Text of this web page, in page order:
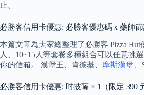
止。
必勝客信用卡優惠: 必勝客優惠碼 x 藥師
本篇文章為大家總整理了必勝客 Pizza
人、10~15人等套餐多種組合可以任意挑
你的信箱。 漢堡王、肯德基、
摩斯漢堡
必勝客信用卡優惠: 吋披薩 × 1（限定 390